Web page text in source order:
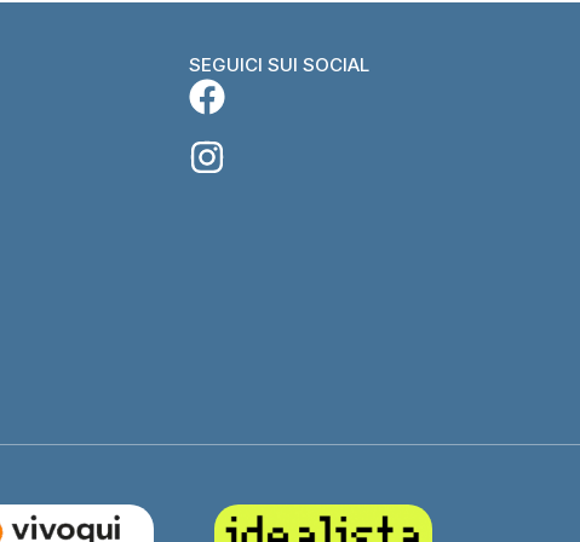
SEGUICI SUI SOCIAL